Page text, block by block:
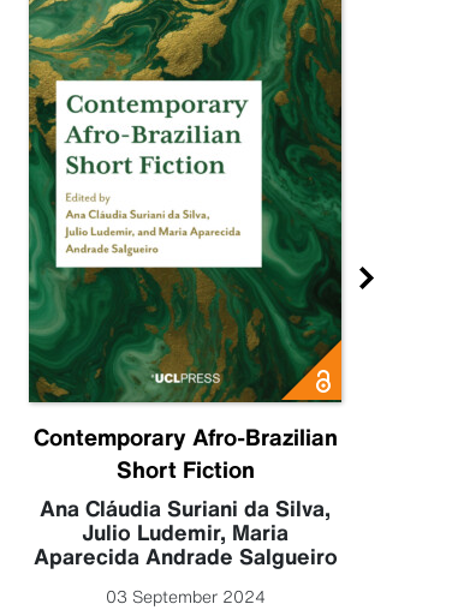
Contemporary Afro-Brazilian
Short Fiction
Ana Cláudia Suriani da Silva,
Julio Ludemir, Maria
Aparecida Andrade Salgueiro
03 September 2024